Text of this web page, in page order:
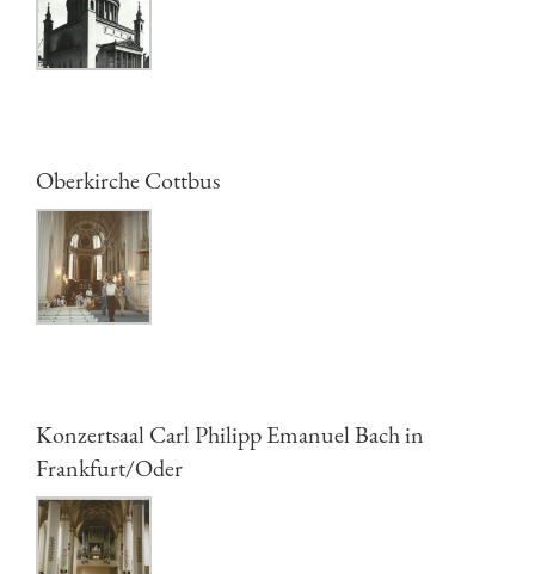
Oberkirche Cottbus
Konzertsaal Carl Philipp Emanuel Bach in
Frankfurt/Oder